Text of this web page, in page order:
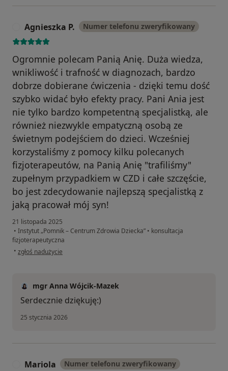
Agnieszka P. Numer telefonu zweryfikowany
Ogromnie polecam Panią Anię. Duża wiedza,
wnikliwość i trafność w diagnozach, bardzo
dobrze dobierane ćwiczenia - dzięki temu dość
szybko widać było efekty pracy. Pani Ania jest
nie tylko bardzo kompetentną specjalistką, ale
również niezwykle empatyczną osobą ze
świetnym podejściem do dzieci. Wcześniej
korzystaliśmy z pomocy kilku polecanych
fizjoterapeutów, na Panią Anię "trafiliśmy"
zupełnym przypadkiem w CZD i całe szczęście,
bo jest zdecydowanie najlepszą specjalistką z
jaką pracował mój syn!
21 listopada 2025
• Instytut „Pomnik – Centrum Zdrowia Dziecka” • konsultacja
fizjoterapeutyczna
• w opinii użytkownika Agnieszka P.
zgłoś nadużycie
mgr Anna Wójcik-Mazek
Serdecznie dziękuję:)
25 stycznia 2026
Mariola Numer telefonu zweryfikowany